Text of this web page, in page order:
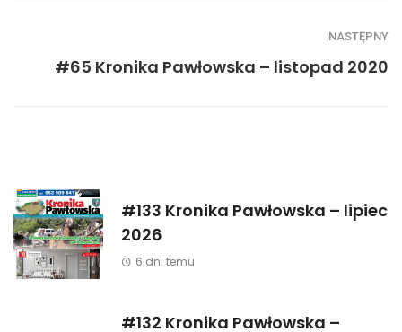
NASTĘPNY
#65 Kronika Pawłowska – listopad 2020
#133 Kronika Pawłowska – lipiec
2026
6 dni temu
#132 Kronika Pawłowska –